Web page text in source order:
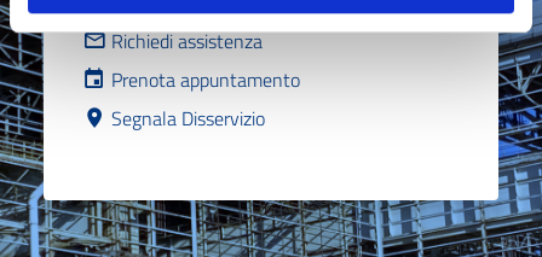
Richiedi assistenza
Prenota appuntamento
Segnala Disservizio